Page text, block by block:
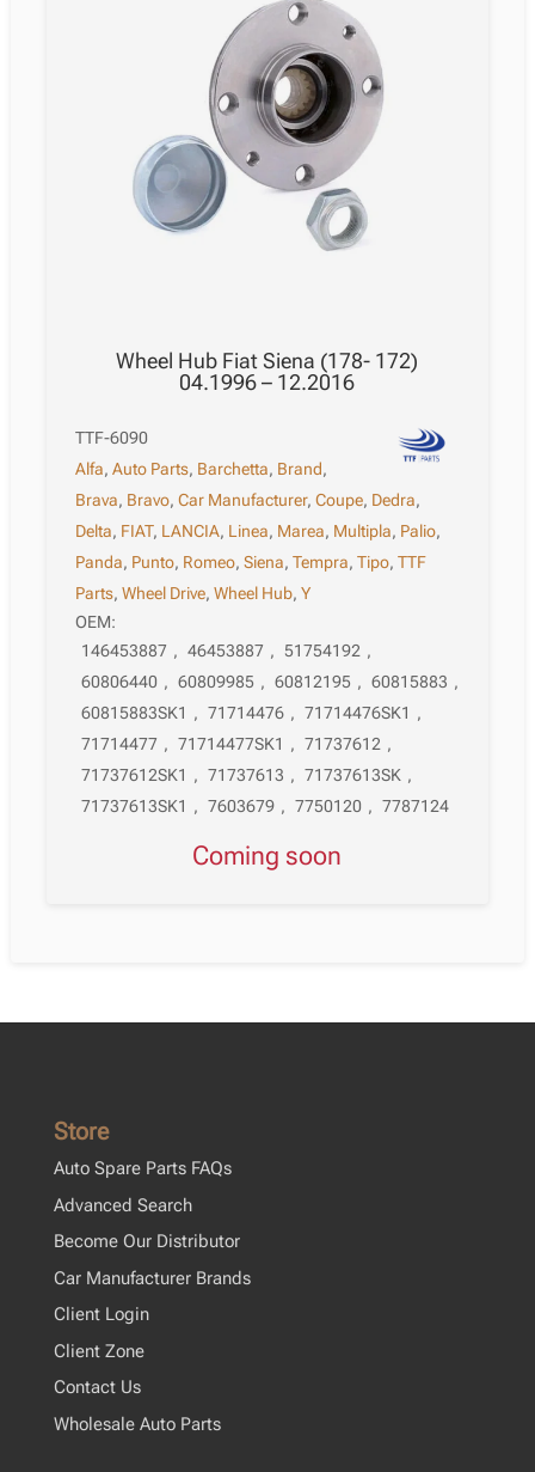
Wheel Hub Fiat Siena (178- 172)
04.1996 – 12.2016
TTF-6090
Alfa,Auto Parts, Barchetta, Brand,
Brava, Bravo,Car Manufacturer,Coupe, Dedra,
Delta, FIAT, LANCIA, Linea, Marea, Multipla, Palio,
Panda, Punto, Romeo,Siena,Tempra,Tipo,TTF
Parts,Wheel Drive,Wheel Hub,Y
OEM:
146453887 , 46453887 , 51754192 ,
60806440 , 60809985 , 60812195 , 60815883 ,
60815883SK1 , 71714476 , 71714476SK1 ,
71714477 , 71714477SK1 , 71737612 ,
71737612SK1 , 71737613 , 71737613SK ,
71737613SK1 , 7603679 , 7750120 , 7787124
Coming soon
Store
Auto Spare Parts FAQs
Advanced Search
Become Our Distributor
Car Manufacturer Brands
Client Login
Client Zone
Contact Us
Wholesale Auto Parts